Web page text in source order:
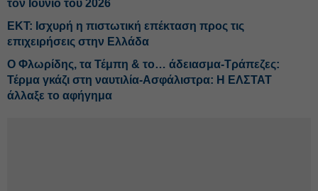
τον Ιούνιο του 2026
ΕΚΤ: Ισχυρή η πιστωτική επέκταση προς τις
επιχειρήσεις στην Ελλάδα
Ο Φλωρίδης, τα Τέμπη & το… άδειασμα-Τράπεζες:
Τέρμα γκάζι στη ναυτιλία-Ασφάλιστρα: Η ΕΛΣΤΑΤ
άλλαξε το αφήγημα